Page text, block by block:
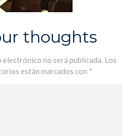
thoughts
electrónico no será publicada. Los
están marcados con *